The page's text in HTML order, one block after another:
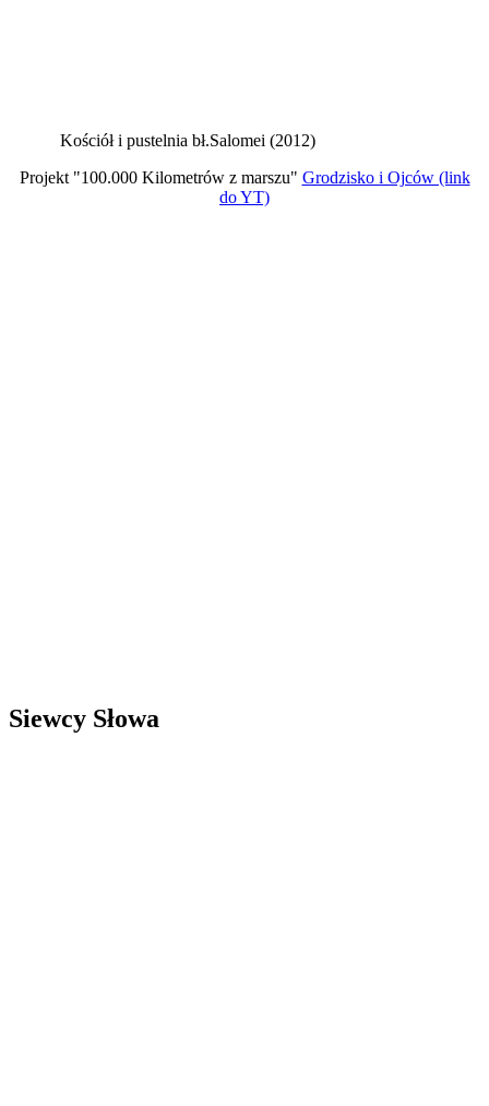
Kościół i pustelnia bł.Salomei (2012)
Projekt "100.000 Kilometrów z marszu" Grodzisko i Ojców (link
do YT)
Siewcy Słowa